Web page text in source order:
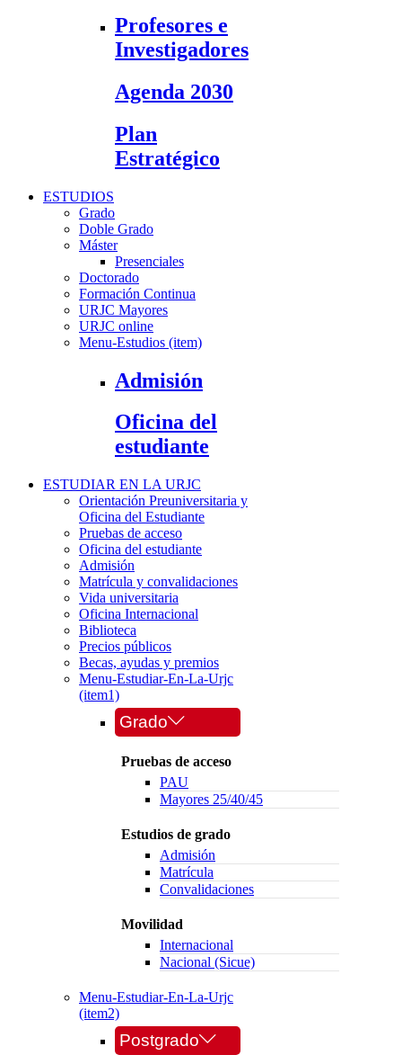
Profesores e
Investigadores
Agenda 2030
Plan
Estratégico
ESTUDIOS
Grado
Doble Grado
Máster
Presenciales
Doctorado
Formación Continua
URJC Mayores
URJC online
Menu-Estudios (item)
Admisión
Oficina del
estudiante
ESTUDIAR EN LA URJC
Orientación Preuniversitaria y
Oficina del Estudiante
Pruebas de acceso
Oficina del estudiante
Admisión
Matrícula y convalidaciones
Vida universitaria
Oficina Internacional
Biblioteca
Precios públicos
Becas, ayudas y premios
Menu-Estudiar-En-La-Urjc
(item1)
Grado
Pruebas de acceso
PAU
Mayores 25/40/45
Estudios de grado
Admisión
Matrícula
Convalidaciones
Movilidad
Internacional
Nacional (Sicue)
Menu-Estudiar-En-La-Urjc
(item2)
Postgrado